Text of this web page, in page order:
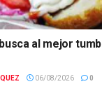
al mejor
06/08/2026 0